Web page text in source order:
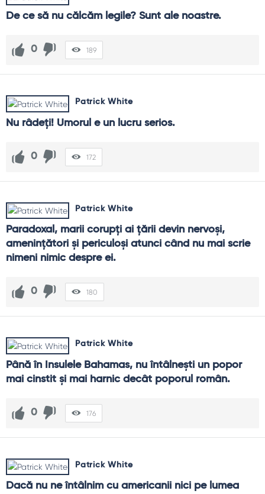
De ce să nu călcăm legile? Sunt ale noastre.
0 189
Patrick White
Nu râdeţi! Umorul e un lucru serios.
0 172
Patrick White
Paradoxal, marii corupţi ai ţării devin nervoşi,
ameninţători şi periculoşi atunci când nu mai scrie
nimeni nimic despre ei.
0 180
Patrick White
Până în Insulele Bahamas, nu întâlneşti un popor
mai cinstit şi mai harnic decât poporul român.
0 176
Patrick White
Dacă nu ne întâlnim cu americanii nici pe lumea